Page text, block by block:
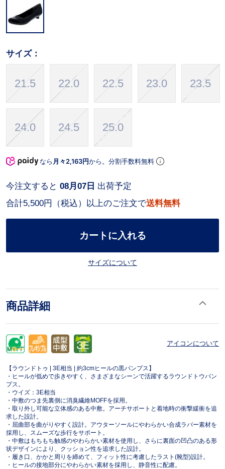
サイズ：
21.5 22.0 22.5 23.0 23.5
24.0 24.5 25.0
なら 月々2,163円から。分割手数料無料
合計5,500円（税込）以上のご注文で送料無料
今注文すると 08月07日 出荷予定
カートに入れる
サイズについて
商品詳細
アイコンについて
【ラウンドトゥ | 3E相当 | 約3cmヒールの黒パンプス】
・ヒールが低めで歩きやすく、さまざまなシーンで活躍するラウンドトウパン
プス。
・ウイズ：3E相当
・中敷のつま先裏側に消臭繊維MOFFを採用。
・取り外し可能な立体感のある中敷。アーチサポートと着地時の衝撃緩衝を追
求した設計。
・屈曲部を曲がりやすく設計。アウターソールにやわらかい合成ラバー素材を
採用し、スムーズな歩行をサポート。
・中敷はもちもち触感のやわらかい素材を使用し、さらに裏面の凹凸のある形
状デザインにより、クッション性を追求した設計。
・履き口、かかと周りを締めて、フィット性に考慮したラスト(靴型)設計。
・ヒールの接地部分にやわらかい素材を採用し、静音性に配慮。